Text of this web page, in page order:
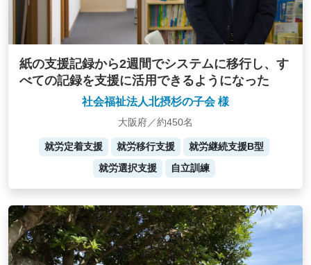
紙の支援記録から2週間でシステムに移行し、す
べての記録を支援に活用できるようになった
社会福祉法人北摂杉の子会 様
大阪府／約450名
就労定着支援 就労移行支援
就労継続支援B型
就労選択支援
自立訓練